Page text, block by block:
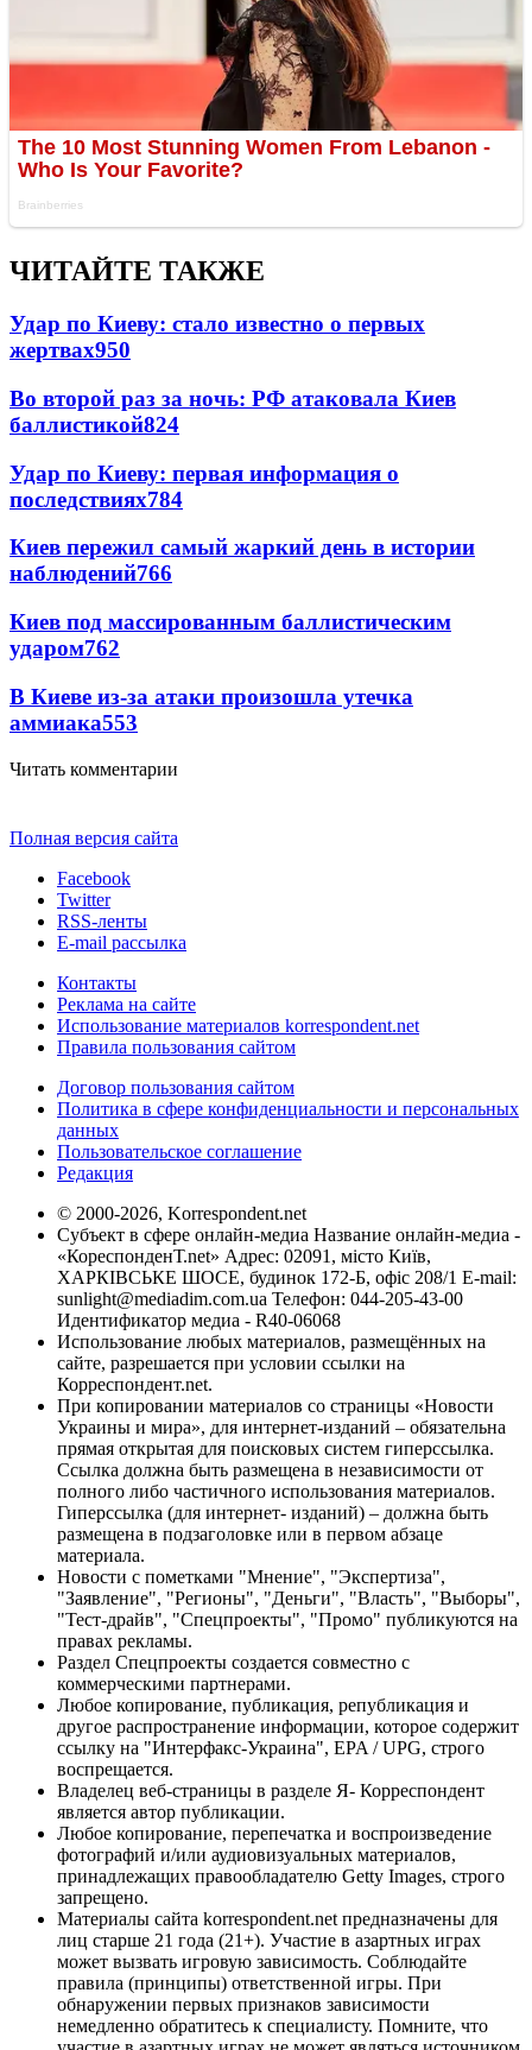
ЧИТАЙТЕ ТАКЖЕ
Удар по Киеву: стало известно о первых
жертвах950
Во второй раз за ночь: РФ атаковала Киев
баллистикой824
Удар по Киеву: первая информация о
последствиях784
Киев пережил самый жаркий день в истории
наблюдений766
Киев под массированным баллистическим
ударом762
В Киеве из-за атаки произошла утечка
аммиака553
Читать комментарии
Полная версия сайта
Facebook
Twitter
RSS-ленты
E-mail рассылка
Контакты
Реклама на сайте
Использование материалов korrespondent.net
Правила пользования сайтом
Договор пользования сайтом
Политика в сфере конфиденциальности и персональных
данных
Пользовательское соглашение
Редакция
© 2000-2026, Korrespondent.net
Субъект в сфере онлайн-медиа Название онлайн-медиа -
«КореспонденТ.net» Адрес: 02091, місто Київ,
ХАРКІВСЬКЕ ШОСЕ, будинок 172-Б, офіс 208/1 E-mail:
sunlight@mediadim.com.ua Телефон: 044-205-43-00
Идентификатор медиа - R40-06068
Использование любых материалов, размещённых на
сайте, разрешается при условии ссылки на
Корреспондент.net.
При копировании материалов со страницы «Новости
Украины и мира», для интернет-изданий – обязательна
прямая открытая для поисковых систем гиперссылка.
Ссылка должна быть размещена в независимости от
полного либо частичного использования материалов.
Гиперссылка (для интернет- изданий) – должна быть
размещена в подзаголовке или в первом абзаце
материала.
Новости с пометками "Мнение", "Экспертиза",
"Заявление", "Регионы", "Деньги", "Власть", "Выборы",
"Тест-драйв", "Спецпроекты", "Промо" публикуются на
правах рекламы.
Раздел Спецпроекты создается совместно с
коммерческими партнерами.
Любое копирование, публикация, републикация и
другое распространение информации, которое содержит
ссылку на "Интерфакс-Украина", EPA / UPG, строго
воспрещается.
Владелец веб-страницы в разделе Я- Корреспондент
является автор публикации.
Любое копирование, перепечатка и воспроизведение
фотографий и/или аудиовизуальных материалов,
принадлежащих правообладателю Getty Images, строго
запрещено.
Материалы сайта korrespondent.net предназначены для
лиц старше 21 года (21+). Участие в азартных играх
может вызвать игровую зависимость. Соблюдайте
правила (принципы) ответственной игры. При
обнаружении первых признаков зависимости
немедленно обратитесь к специалисту. Помните, что